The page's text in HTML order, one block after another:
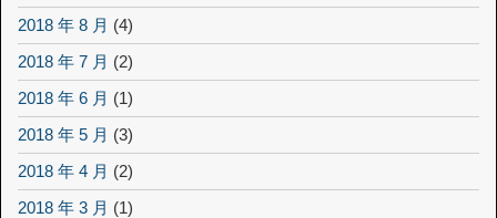
2018 年 8 月 (4)
2018 年 7 月 (2)
2018 年 6 月 (1)
2018 年 5 月 (3)
2018 年 4 月 (2)
2018 年 3 月 (1)